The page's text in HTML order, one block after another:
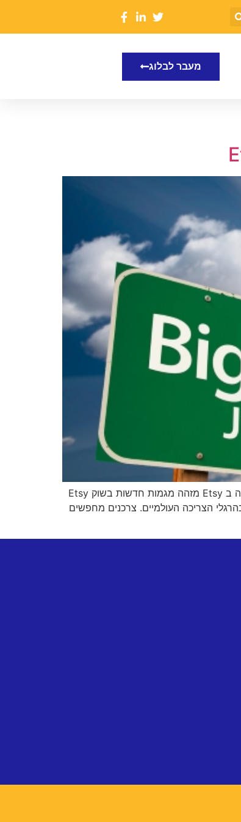
מעבר לבלוג
בעולם הדיגיטלי המשתנה, משברים כלכליים עולמיים יוצרים הזדמנויות ייחודיות למי שיודע כיצד לזהות ולנצל אותן. מתן גיא, מומחה ב Etsy מזהה מגמות חדשות בשוק Etsy
הצריכה העולמיים. צרכנים מחפשים